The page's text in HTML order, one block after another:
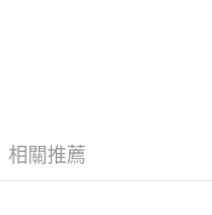
相關推薦